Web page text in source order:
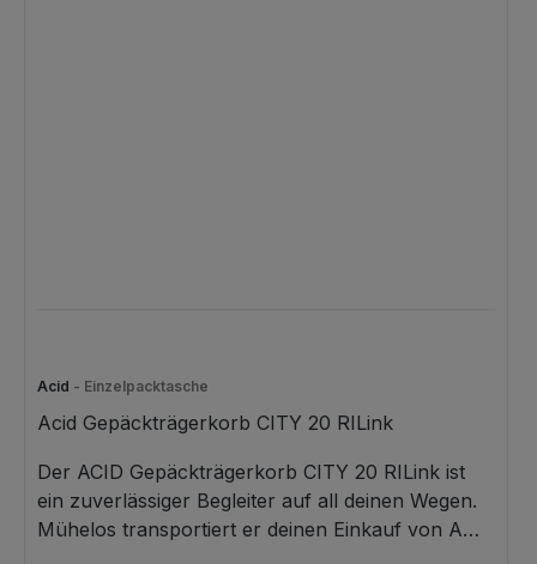
Acid - Einzelpacktasche
Acid Gepäckträgerkorb CITY 20 RILink
Der ACID Gepäckträgerkorb CITY 20 RILink ist
ein zuverlässiger Begleiter auf all deinen Wegen.
Mühelos transportiert er deinen Einkauf von A